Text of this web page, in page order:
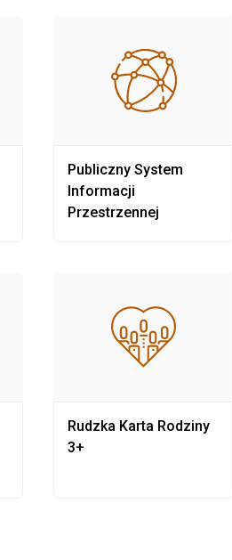
Publiczny System
Informacji
Przestrzennej
Rudzka Karta Rodziny
3+